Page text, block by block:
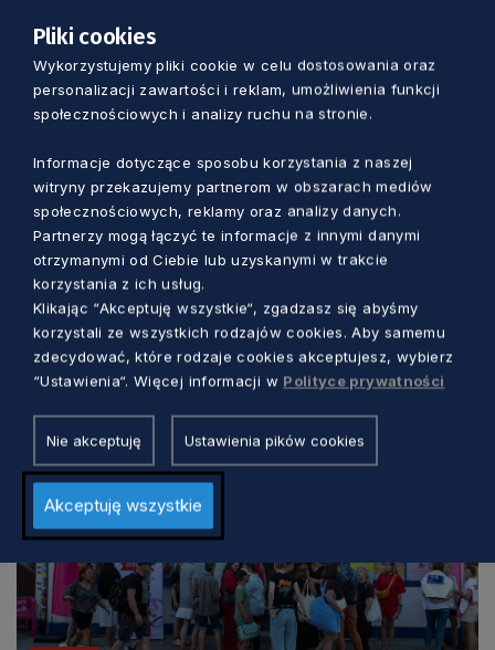
ZOBACZ TAKŻE
Festiwal Pianistyki w Słupsku
Zobacz również
Pliki cookies
Wykorzystujemy pliki cookie w celu dostosowania oraz
personalizacji zawartości i reklam, umożliwienia funkcji
społecznościowych i analizy ruchu na stronie.
Informacje dotyczące sposobu korzystania z naszej
witryny przekazujemy partnerom w obszarach mediów
społecznościowych, reklamy oraz analizy danych.
Partnerzy mogą łączyć te informacje z innymi danymi
otrzymanymi od Ciebie lub uzyskanymi w trakcie
korzystania z ich usług.
Klikając “Akceptuję wszystkie“, zgadzasz się abyśmy
korzystali ze wszystkich rodzajów cookies. Aby samemu
zdecydować, które rodzaje cookies akceptujesz, wybierz
“Ustawienia“. Więcej informacji w Polityce prywatności
Nie akceptuję Ustawienia pików cookies
Akceptuję wszystkie